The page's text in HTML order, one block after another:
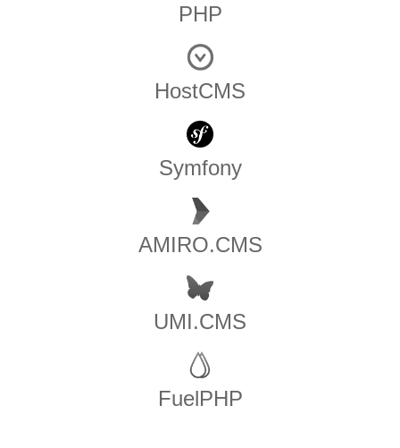
PHP
HostCMS
Symfony
AMIRO.CMS
UMI.CMS
FuelPHP